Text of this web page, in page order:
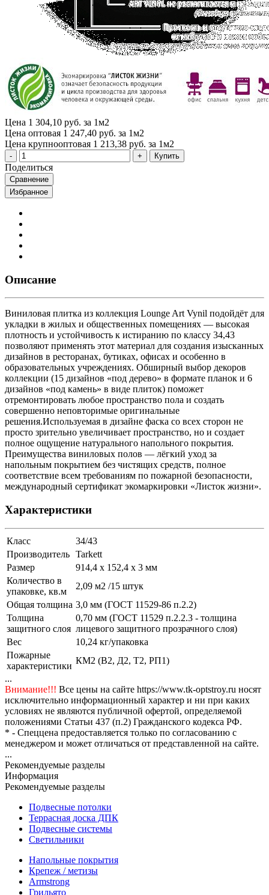
Цена 1 304,10 руб. за 1м2
Цена оптовая 1 247,40 руб. за 1м2
Цена крупнооптовая 1 213,38 руб. за 1м2
Купить
Поделиться
Сравнение
Избранное
Описание
Виниловая плитка из коллекция Lounge Art Vynil подойдёт для
укладки в жилых и общественных помещениях — высокая
плотность и устойчивость к истиранию по классу 34,43
позволяют применять этот материал для создания изысканных
дизайнов в ресторанах, бутиках, офисах и особенно в
образовательных учреждениях. Обширный выбор декоров
коллекции (15 дизайнов «под дерево» в формате планок и 6
дизайнов «под камень» в виде плиток) поможет
отремонтировать любое пространство пола и создать
совершенно неповторимые оригинальные
решения.Используемая в дизайне фаска со всех сторон не
просто зрительно увеличивает пространство, но и создает
полное ощущение натурального напольного покрытия.
Преимущества виниловых полов — лёгкий уход за
напольным покрытием без чистящих средств, полное
соответствие всем требованиям по пожарной безопасности,
международный сертификат экомаркировки «Листок жизни».
Характеристики
Класс
34/43
Производитель Tarkett
Размер
914,4 х 152,4 х 3 мм
Количество в
упаковке, кв.м
2,09 м2 /15 штук
Общая толщина 3,0 мм (ГОСТ 11529-86 п.2.2)
Толщина
защитного слоя
0,70 мм (ГОСТ 11529 п.2.2.3 - толщина
лицевого защитного прозрачного слоя)
Вес
10,24 кг/упаковка
Пожарные
характеристики
КМ2 (В2, Д2, Т2, РП1)
...
Внимание!!! Все цены на сайте https://www.tk-optstroy.ru носят
исключительно информационный характер и ни при каких
условиях не являются публичной офертой, определяемой
положениями Статьи 437 (п.2) Гражданского кодекса РФ.
* - Спеццена предоставляется только по согласованию с
менеджером и может отличаться от представленной на сайте.
...
Рекомендуемые разделы
Информация
Рекомендуемые разделы
Подвесные потолки
Террасная доска ДПК
Подвесные системы
Светильники
Напольные покрытия
Крепеж / метизы
Armstrong
Грильято